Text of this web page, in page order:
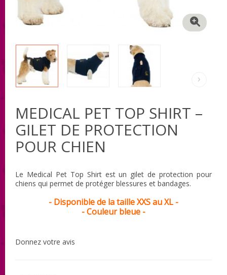
›
MEDICAL PET TOP SHIRT –
GILET DE PROTECTION
POUR CHIEN
Le Medical Pet Top Shirt est un gilet de protection pour
chiens qui permet de protéger blessures et bandages.
- Disponible de la taille XXS au XL -
- Couleur bleue -
Donnez votre avis